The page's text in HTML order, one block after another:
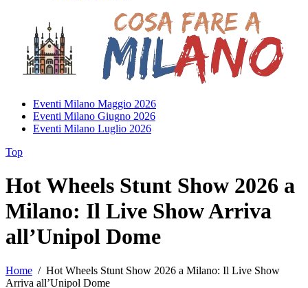
Eventi Milano Maggio 2026
Eventi Milano Giugno 2026
Eventi Milano Luglio 2026
Top
Hot Wheels Stunt Show 2026 a
Milano: Il Live Show Arriva
all’Unipol Dome
Home / Hot Wheels Stunt Show 2026 a Milano: Il Live Show
Arriva all’Unipol Dome